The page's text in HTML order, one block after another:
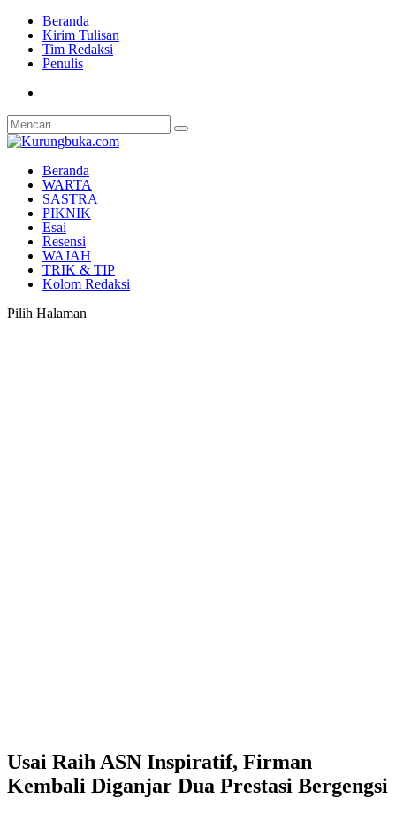
Beranda
Kirim Tulisan
Tim Redaksi
Penulis
Beranda
WARTA
SASTRA
PIKNIK
Esai
Resensi
WAJAH
TRIK & TIP
Kolom Redaksi
Pilih Halaman
Usai Raih ASN Inspiratif, Firman
Kembali Diganjar Dua Prestasi Bergengsi